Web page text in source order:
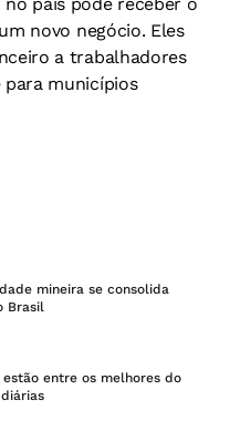
novo negócio. Eles
a trabalhadores
para municípios
mineira se consolida
Brasil
entre os melhores do